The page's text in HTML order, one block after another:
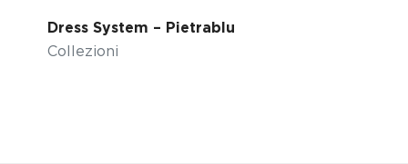
Dress System – Pietrablu
Collezioni